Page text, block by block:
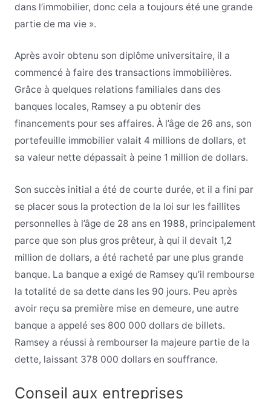
dans l’immobilier, donc cela a toujours été une grande
partie de ma vie ».
Après avoir obtenu son diplôme universitaire, il a
commencé à faire des transactions immobilières.
Grâce à quelques relations familiales dans des
banques locales, Ramsey a pu obtenir des
financements pour ses affaires. À l’âge de 26 ans, son
portefeuille immobilier valait 4 millions de dollars, et
sa valeur nette dépassait à peine 1 million de dollars.
Son succès initial a été de courte durée, et il a fini par
se placer sous la protection de la loi sur les faillites
personnelles à l’âge de 28 ans en 1988, principalement
parce que son plus gros prêteur, à qui il devait 1,2
million de dollars, a été racheté par une plus grande
banque. La banque a exigé de Ramsey qu’il rembourse
la totalité de sa dette dans les 90 jours. Peu après
avoir reçu sa première mise en demeure, une autre
banque a appelé ses 800 000 dollars de billets.
Ramsey a réussi à rembourser la majeure partie de la
dette, laissant 378 000 dollars en souffrance.
Conseil aux entreprises